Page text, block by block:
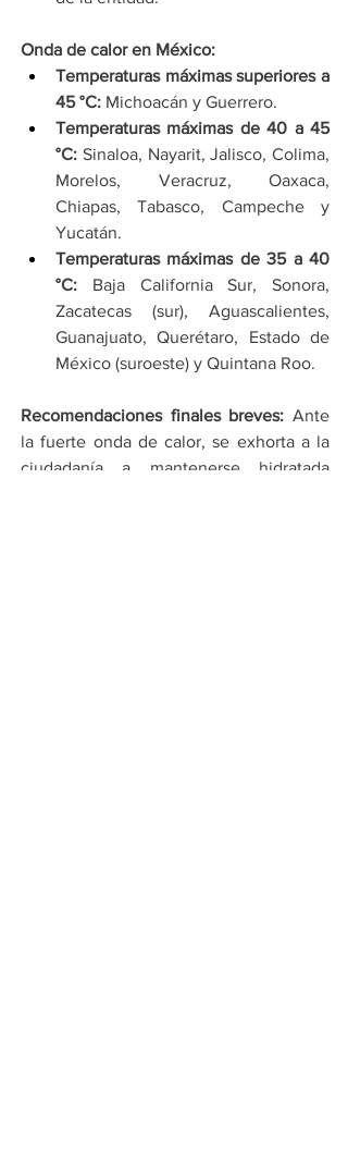
Onda de calor en México:
Temperaturas máximas superiores a
45 °C: Michoacán y Guerrero.
Temperaturas máximas de 40 a 45
°C: Sinaloa, Nayarit, Jalisco, Colima,
Morelos, Veracruz, Oaxaca,
Chiapas, Tabasco, Campeche y
Yucatán.
Temperaturas máximas de 35 a 40
°C: Baja California Sur, Sonora,
Zacatecas (sur), Aguascalientes,
Guanajuato, Querétaro, Estado de
México (suroeste) y Quintana Roo.
Recomendaciones finales breves: Ante
la fuerte onda de calor, se exhorta a la
ciudadanía a mantenerse hidratada